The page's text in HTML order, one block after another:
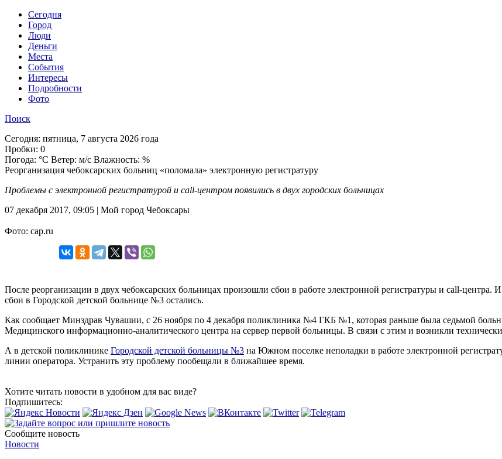
Cегодня
Город
Люди
Деньги
Места
События
Интересы
Подробности
Фото
Поиск
Сегодня: пятница, 7 августа 2026 года
Пробки: 0
Погода: °C Ветер: м/с Влажность: %
Реорганизация чебоксарских больниц «поломала» электронную регистратуру
Проблемы с электронной регистратурой и call-центром появились в двух городских больницах
07 декабря 2017, 09:05 | Мой город Чебоксары
Фото: cap.ru
После реорганизации в двух чебоксарских больницах произошли сбои в работе электронной регистратуры и call-
сбои в Городской детской больнице №3 остались.
Как сообщает Минздрав Чувашии, с 26 ноября по 4 декабря поликлиника №4 ГКБ №1, которая раньше была седьмой
Медицинского информационно-аналитического центра на сервер первой больницы. В связи с этим и возникли
А в детской поликлинике Городской детской больницы №3 на Южном поселке неполадки в работе электронной
линии оператора. Устранить эту проблему пообещали в ближайшее время.
Хотите читать новости в удобном для вас виде?
Подпишитесь:
Сообщите новость
Новости